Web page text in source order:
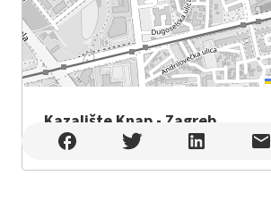
Kazalište Knap - Zagreb
Kazalište Knap - Zagreb , Zagreb